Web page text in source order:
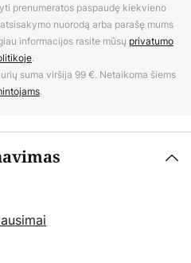
prenumeratos paspaudę kiekvieno
nuorodą arba parašę mums
informacijos rasite mūsų privatumo
.
suma viršija 99 €. Netaikoma šiems
.